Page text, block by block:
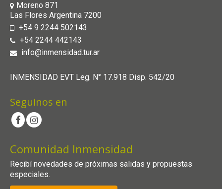
Moreno 871
Las Flores Argentina 7200
+54 9 2244 502143
+54 2244 442143
info@inmensidad.tur.ar
INMENSIDAD EVT Leg. N° 17.918 Disp. 542/20
Seguinos en
Comunidad Inmensidad
Recibí novedades de próximas salidas y propuestas
especiales.